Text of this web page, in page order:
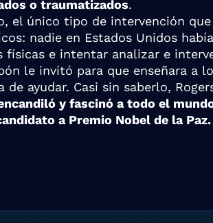
o traumatizados.
el único tipo de intervención
nadie en Estados Unidos
físicas e intentar analizar e
le invitó para que enseñara a
ayudar. Casi sin saberlo,
y fascinó a todo el
a Premio Nobel de la Paz.